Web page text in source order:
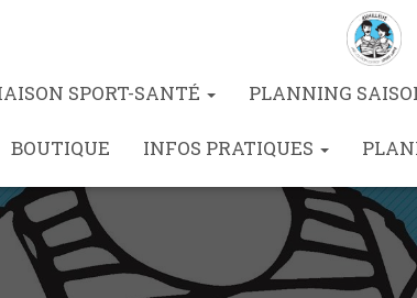
SPORT-SANTÉ PLANNING
BOUTIQUE INFOS PRATIQUES